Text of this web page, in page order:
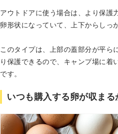
アウトドアに使う場合は、より保護
卵形状になっていて、上下からしっ
このタイプは、上部の蓋部分が平ら
り保護できるので、キャンプ場に着
です。
いつも購入する卵が収ま